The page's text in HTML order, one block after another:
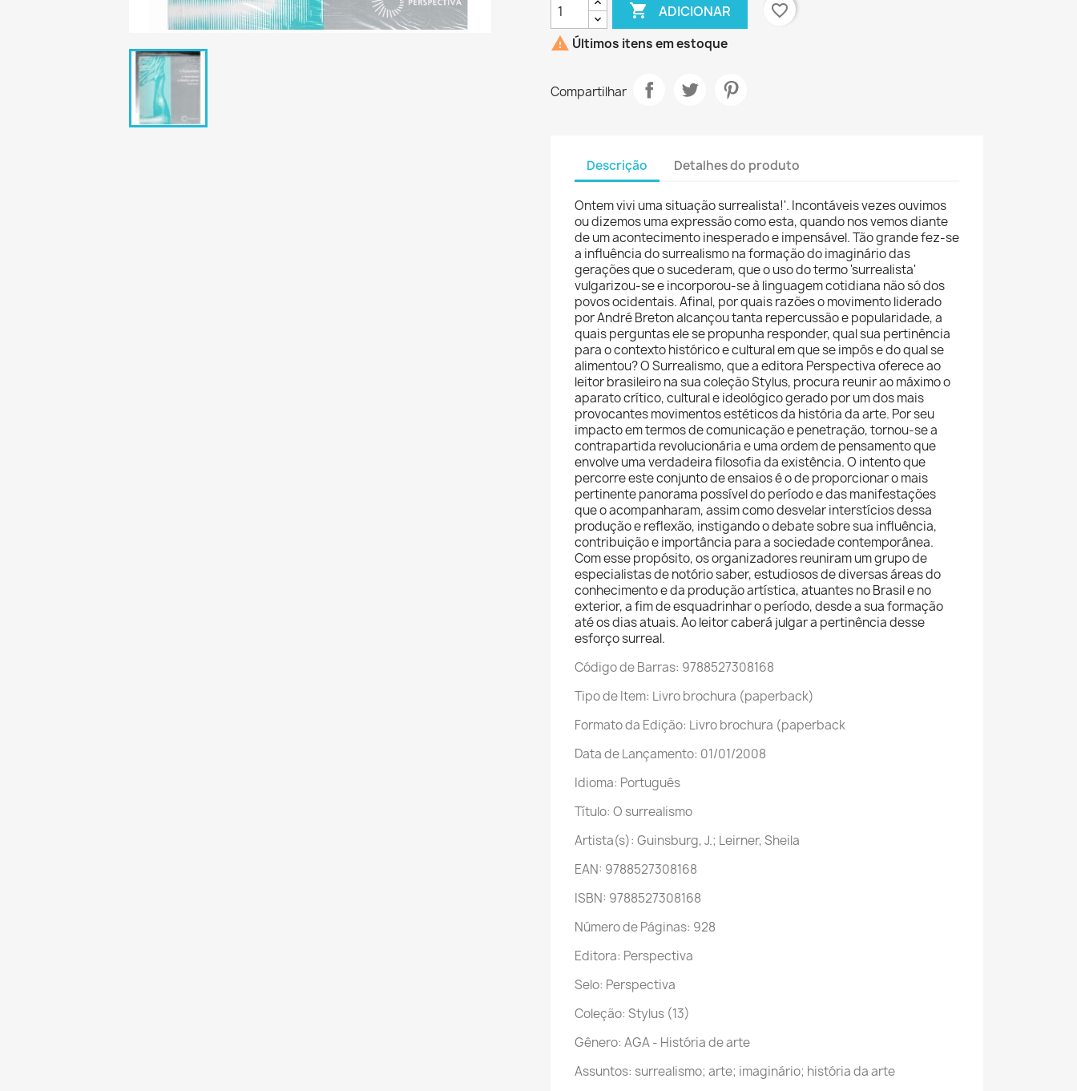
 ADICIONAR
favorite_border
 Últimos itens em estoque
Compartilhar
Descrição Detalhes do produto
Ontem vivi uma situação surrealista!'. Incontáveis vezes ouvimos
ou dizemos uma expressão como esta, quando nos vemos diante
de um acontecimento inesperado e impensável. Tão grande fez-se
a influência do surrealismo na formação do imaginário das
gerações que o sucederam, que o uso do termo 'surrealista'
vulgarizou-se e incorporou-se à linguagem cotidiana não só dos
povos ocidentais. Afinal, por quais razões o movimento liderado
por André Breton alcançou tanta repercussão e popularidade, a
quais perguntas ele se propunha responder, qual sua pertinência
para o contexto histórico e cultural em que se impôs e do qual se
alimentou? O Surrealismo, que a editora Perspectiva oferece ao
leitor brasileiro na sua coleção Stylus, procura reunir ao máximo o
aparato crítico, cultural e ideológico gerado por um dos mais
provocantes movimentos estéticos da história da arte. Por seu
impacto em termos de comunicação e penetração, tornou-se a
contrapartida revolucionária e uma ordem de pensamento que
envolve uma verdadeira filosofia da existência. O intento que
percorre este conjunto de ensaios é o de proporcionar o mais
pertinente panorama possível do período e das manifestações
que o acompanharam, assim como desvelar interstícios dessa
produção e reflexão, instigando o debate sobre sua influência,
contribuição e importância para a sociedade contemporânea.
Com esse propósito, os organizadores reuniram um grupo de
especialistas de notório saber, estudiosos de diversas áreas do
conhecimento e da produção artística, atuantes no Brasil e no
exterior, a fim de esquadrinhar o período, desde a sua formação
até os dias atuais. Ao leitor caberá julgar a pertinência desse
esforço surreal.
Código de Barras: 9788527308168
Tipo de Item: Livro brochura (paperback)
Formato da Edição: Livro brochura (paperback
Data de Lançamento: 01/01/2008
Idioma: Português
Título: O surrealismo
Artista(s): Guinsburg, J.; Leirner, Sheila
EAN: 9788527308168
ISBN: 9788527308168
Número de Páginas: 928
Editora: Perspectiva
Selo: Perspectiva
Coleção: Stylus (13)
Gênero: AGA - História de arte
Assuntos: surrealismo; arte; imaginário; história da arte